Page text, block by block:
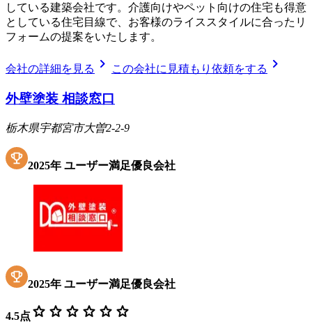
している建築会社です。介護向けやペット向けの住宅も得意
としている住宅目線で、お客様のライススタイルに合ったリ
フォームの提案をいたします。
会社の詳細を見る chevron_right この会社に見積もり依頼をする chevron_right
外壁塗装 相談窓口
栃木県宇都宮市大曽2-2-9
2025年 ユーザー満足優良会社
2025年 ユーザー満足優良会社
4.5点 star star star star star star